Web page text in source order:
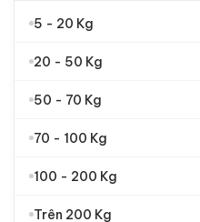
5 - 20 Kg
20 - 50 Kg
50 - 70 Kg
70 - 100 Kg
100 - 200 Kg
Trên 200 Kg